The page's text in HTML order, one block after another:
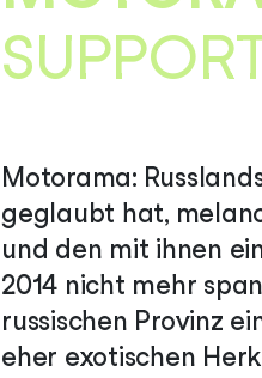
Motorama:
geglaubt hat,
und den mit ihnen
2014 nicht mehr
russischen Provinz
eher exotischen